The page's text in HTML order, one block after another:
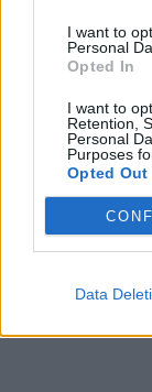
I want to
Personal
Opted In
I want to
Retention,
Personal
Purposes
Opted Out
Data